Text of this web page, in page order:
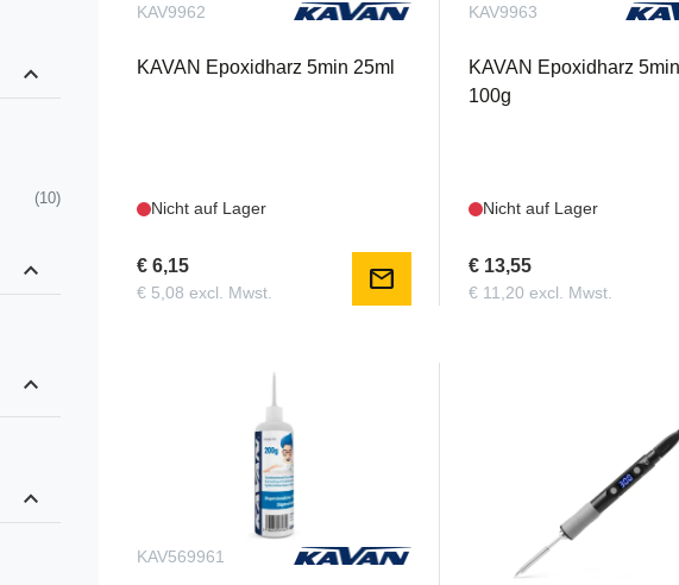
expand_less
(10)
expand_less
expand_less
expand_less
KAV9962
KAVAN Epoxidharz 5min 25ml
Nicht auf Lager
€ 6,15
€ 5,08 excl. Mwst. mail
KAV9963
KAVAN Epoxidharz
100g
Nicht auf Lager
€ 13,55
€ 11,20 excl. Mwst.
KAV569961 8KM8339